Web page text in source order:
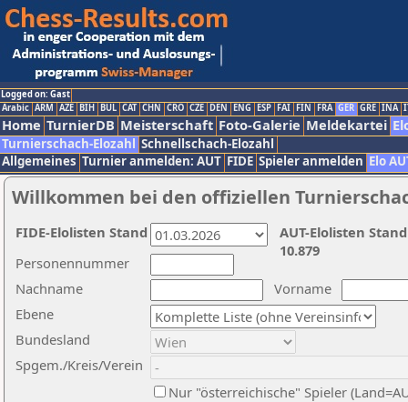
Logged on: Gast
Arabic ARM AZE BIH BUL CAT CHN CRO CZE DEN ENG ESP FAI FIN FRA GER GRE INA
Home TurnierDB Meisterschaft Foto-Galerie Meldekartei
Turnierschach-Elozahl Schnellschach-Elozahl
Allgemeines Turnier anmelden: AUT FIDE Spieler anmelden Elo
Willkommen bei den offiziellen
Nachname
Vorname
Ebene
Personennummer
Bundesland
Spgem./Kreis/Verein
Nur "österreichische" Spieler
AUT-Elolisten
10.879
FIDE-Elolisten Stand